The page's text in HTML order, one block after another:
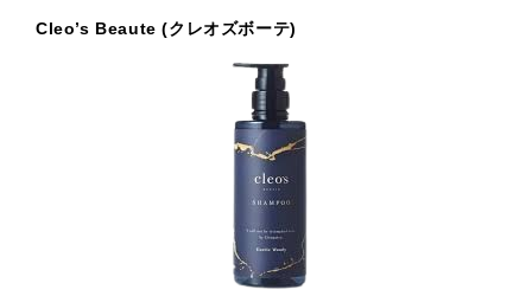
Cleo’s Beaute (クレオズボーテ)